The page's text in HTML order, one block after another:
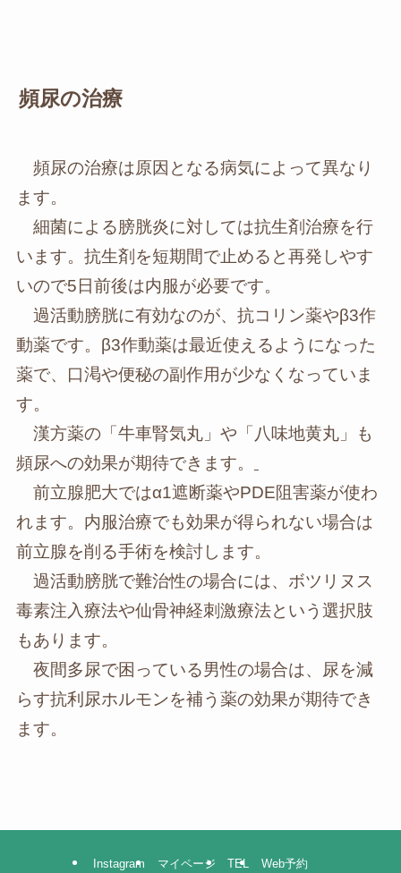
頻尿の治療
頻尿の治療は原因となる病気によって異なり
ます。
細菌による膀胱炎に対しては抗生剤治療を行
います。抗生剤を短期間で止めると再発しやす
いので5日前後は内服が必要です。
過活動膀胱に有効なのが、抗コリン薬やβ3作
動薬です。β3作動薬は最近使えるようになった
薬で、口渇や便秘の副作用が少なくなっていま
す。
漢方薬の「牛車腎気丸」や「八味地黄丸」も
頻尿への効果が期待できます。
前立腺肥大ではα1遮断薬やPDE阻害薬が使わ
れます。内服治療でも効果が得られない場合は
前立腺を削る手術を検討します。
過活動膀胱で難治性の場合には、ボツリヌス
毒素注入療法や仙骨神経刺激療法という選択肢
もあります。
夜間多尿で困っている男性の場合は、尿を減
らす抗利尿ホルモンを補う薬の効果が期待でき
ます。
Instagram マイページ TEL Web予約